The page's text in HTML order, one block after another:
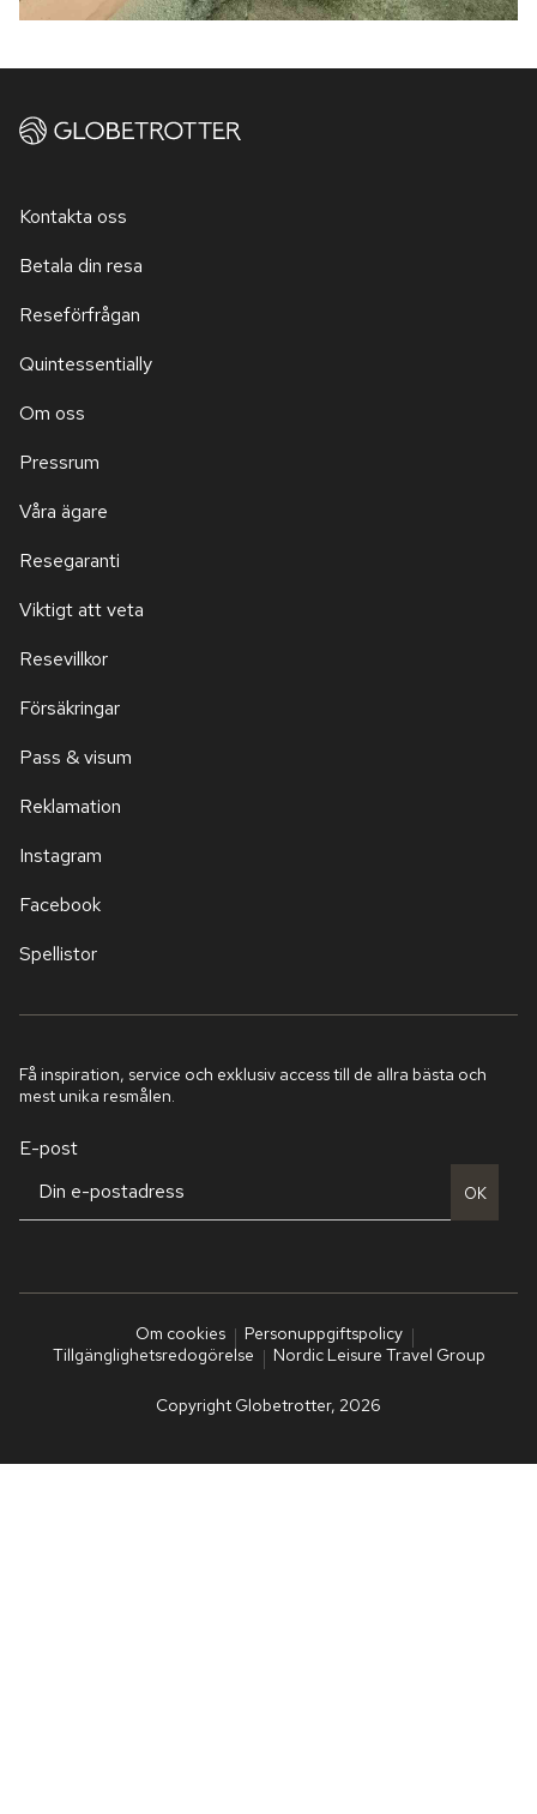
Kontakta oss
Betala din resa
Reseförfrågan
Quintessentially
Om oss
Pressrum
Våra ägare
Resegaranti
Viktigt att veta
Resevillkor
Försäkringar
Pass & visum
Reklamation
Instagram
Facebook
Spellistor
Få inspiration, service och exklusiv access till de allra bästa och
mest unika resmålen.
E-post
OK
Om cookies
Personuppgiftspolicy
Tillgänglighetsredogörelse
Nordic Leisure Travel Group
Copyright Globetrotter, 2026